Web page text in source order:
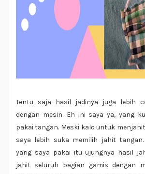
Tentu saja hasil jadinya juga lebih
dengan mesin. Eh ini saya ya, yang
pakai tangan. Meski kalo untuk
saya lebih suka memilih jahit tangan.
yang saya pakai itu ujungnya hasil
jahit seluruh bagian gamis dengan